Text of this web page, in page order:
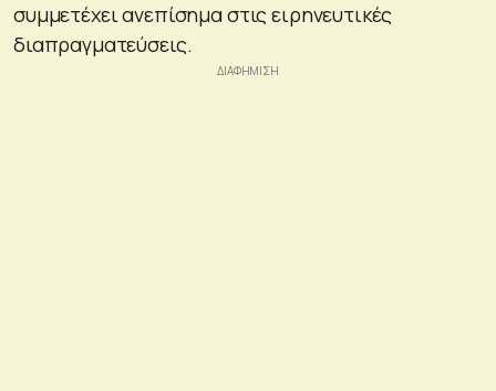
συμμετέχει ανεπίσημα στις ειρηνευτικές
διαπραγματεύσεις.